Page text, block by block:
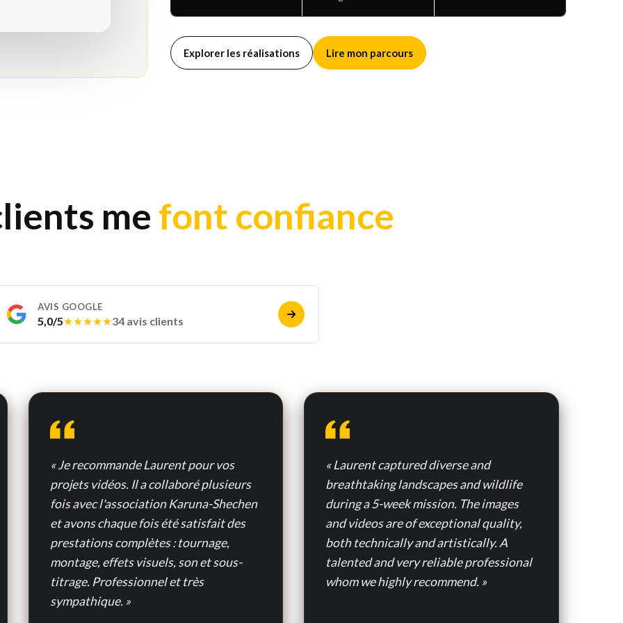
Explorer les réalisations Lire mon parcours
me font confiance
AVIS GOOGLE
5,0/5★★★★★34 avis clients
« Je recommande Laurent pour vos
projets vidéos. Il a collaboré plusieurs
fois avec l'association Karuna-Shechen
et avons chaque fois été satisfait des
prestations complètes : tournage,
montage, effets visuels, son et sous-
titrage. Professionnel et très
sympathique. »
« Laurent captured diverse and
breathtaking landscapes and wildlife
during a 5-week mission. The images
and videos are of exceptional quality,
both technically and artistically. A
talented and very reliable professional
whom we highly recommend. »